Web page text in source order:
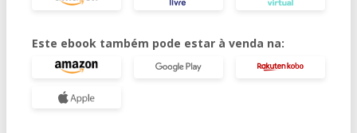
Este ebook também pode estar à venda na: